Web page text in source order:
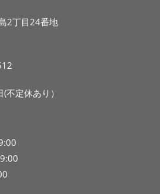
2丁目24番地
不定休あり）